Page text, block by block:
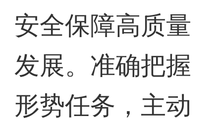
安全保障高质量
发展。准确把握
形势任务，主动